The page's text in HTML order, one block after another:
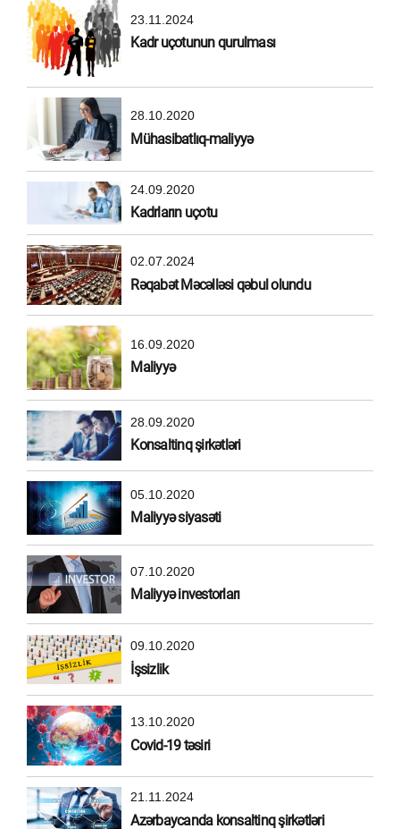
23.11.2024
Kadr uçotunun qurulması
28.10.2020
Mühasibatlıq-maliyyə
24.09.2020
Kadrların uçotu
02.07.2024
Rəqabət Məcəlləsi qəbul olundu
16.09.2020
Maliyyə
28.09.2020
Konsaltinq şirkətləri
05.10.2020
Maliyyə siyasəti
07.10.2020
Maliyyə investorları
09.10.2020
İşsizlik
13.10.2020
Covid-19 təsiri
21.11.2024
Azərbaycanda konsaltinq şirkətləri